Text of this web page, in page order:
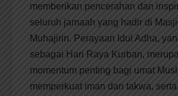
memberikan pencerahan dan
seluruh jamaah yang hadir di
Muhajirin. Perayaan Idul Adha,
sebagai Hari Raya Kurban,
momentum penting bagi umat
memperkuat iman dan takwa,